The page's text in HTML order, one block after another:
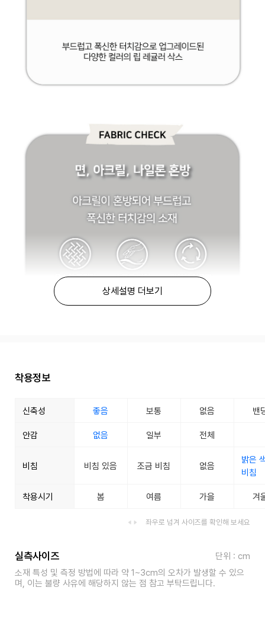
상세설명 더보기
착용정보
신축성 좋음 보통 없음 밴
안감 없음 일부 전체
비침 비침 있음 조금 비침 없음
밝은
비침
착용시기 봄 여름 가을 겨
좌우로 넘겨 사이즈를 확인해 보세요
실측사이즈
단위 : cm
소재 특성 및 측정 방법에 따라 약 1~3cm의 오차가 발생할 수 있으
며, 이는 불량 사유에 해당하지 않는 점 참고 부탁드립니다.